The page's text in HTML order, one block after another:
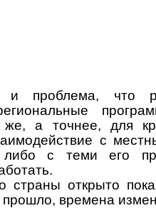
проблема, что
а точнее, для
с
либо с теми его
страны открыто
прошло, времена